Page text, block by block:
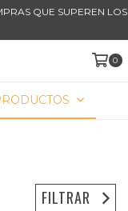
QUE SUPEREN LOS
0
FILTRAR